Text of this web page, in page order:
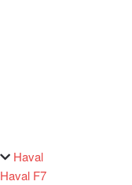
Haval
Haval F7